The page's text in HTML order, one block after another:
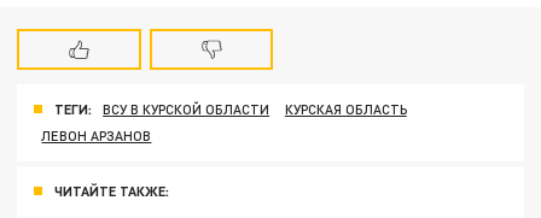
ТЕГИ: ВСУ В КУРСКОЙ ОБЛАСТИ
КУРСКАЯ ОБЛАСТЬ
ЛЕВОН АРЗАНОВ
ЧИТАЙТЕ ТАКЖЕ: